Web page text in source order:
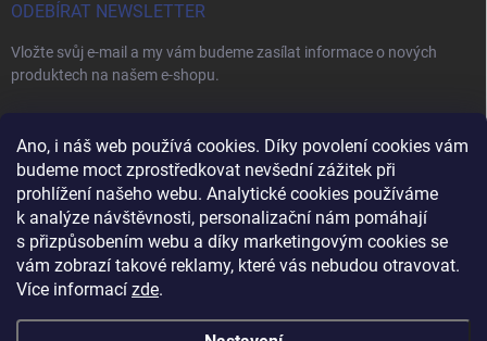
Ano, i náš web používá cookies. Díky povolení cookies vám
budeme moct zprostředkovat nevšední zážitek při
prohlížení našeho webu. Analytické cookies používáme
k analýze návštěvnosti, personalizační nám pomáhají
s přizpůsobením webu a díky marketingovým cookies se
vám zobrazí takové reklamy, které vás nebudou otravovat.
Více informací zde.
ODEBÍRAT NEWSLETTER
Vložte svůj e-mail a my vám budeme zasílat informace o nových
produktech na našem e-shopu.
E-MAIL
Vložením e-mailu souhlasíte spodmínkami ochrany osobních údajů
Přihlásit se